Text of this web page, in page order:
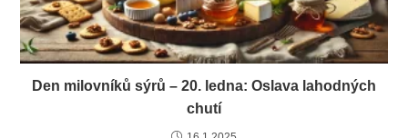
Den milovníků sýrů – 20. ledna: Oslava lahodných
chutí